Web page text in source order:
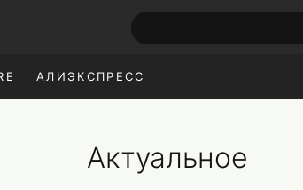
АЛИЭКСПРЕСС
Актуальное